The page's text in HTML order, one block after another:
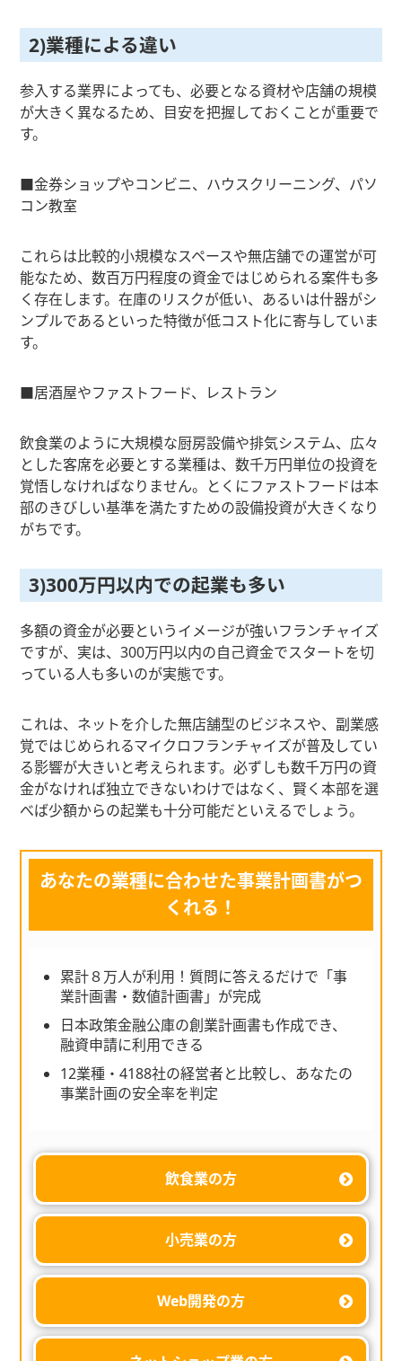
2)業種による違い
参入する業界によっても、必要となる資材や店舗の規模
が大きく異なるため、目安を把握しておくことが重要で
す。
■金券ショップやコンビニ、ハウスクリーニング、パソ
コン教室
これらは比較的小規模なスペースや無店舗での運営が可
能なため、数百万円程度の資金ではじめられる案件も多
く存在します。在庫のリスクが低い、あるいは什器がシ
ンプルであるといった特徴が低コスト化に寄与していま
す。
■居酒屋やファストフード、レストラン
飲食業のように大規模な厨房設備や排気システム、広々
とした客席を必要とする業種は、数千万円単位の投資を
覚悟しなければなりません。とくにファストフードは本
部のきびしい基準を満たすための設備投資が大きくなり
がちです。
3)300万円以内での起業も多い
多額の資金が必要というイメージが強いフランチャイズ
ですが、実は、300万円以内の自己資金でスタートを切
っている人も多いのが実態です。
これは、ネットを介した無店舗型のビジネスや、副業感
覚ではじめられるマイクロフランチャイズが普及してい
る影響が大きいと考えられます。必ずしも数千万円の資
金がなければ独立できないわけではなく、賢く本部を選
べば少額からの起業も十分可能だといえるでしょう。
あなたの業種に合わせた事業計画書がつ
くれる！
累計８万人が利用！質問に答えるだけで「事
業計画書・数値計画書」が完成
日本政策金融公庫の創業計画書も作成でき、
融資申請に利用できる
12業種・4188社の経営者と比較し、あなたの
事業計画の安全率を判定
飲食業の方
小売業の方
Web開発の方